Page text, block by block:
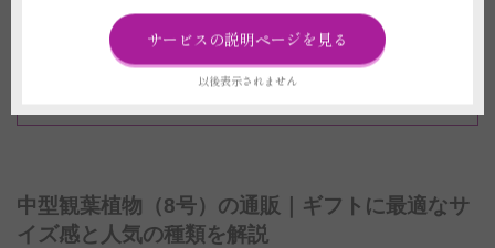
電報（祝電・弔電）を1通無料で同封いた
します
当日配送のご相談承ります
中型観葉植物（8号）の通販｜ギフトに最適なサ
イズ感と人気の種類を解説
サービスの説明ページを見る
以後表示されません